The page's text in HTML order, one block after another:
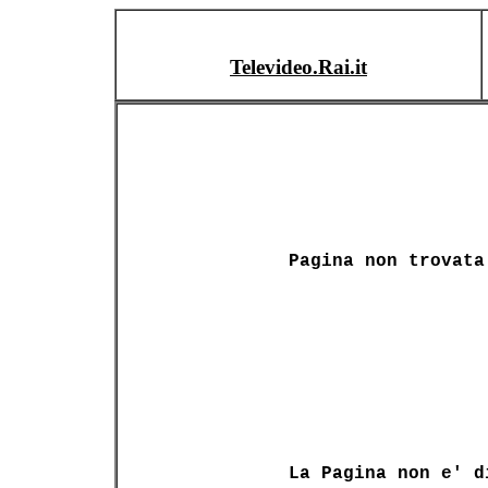
Televideo.Rai.it
Pagina non trovata
La Pagina non e'